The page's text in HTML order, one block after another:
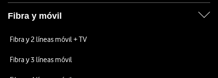
Fibra y móvil
Fibra y 2 líneas móvil + TV
Fibra y 3 líneas móvil